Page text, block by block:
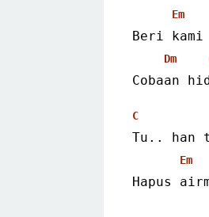
Em
Beri kami
Dm
Cobaan
C
Tu.. han
Em
Hapus